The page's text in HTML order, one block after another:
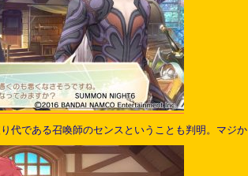
である召喚師のセンスということも判明。マジか